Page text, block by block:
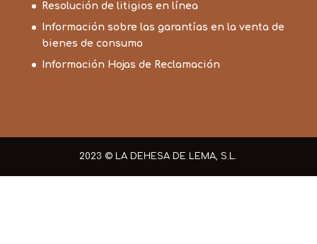
Resolución de litigios en línea
Información sobre las garantías en la venta de
bienes de consumo
Información Hojas de Reclamación
2023 © LA DEHESA DE LEMA, S.L.